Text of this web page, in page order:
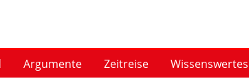
Argumente Zeitreise Wissenswertes